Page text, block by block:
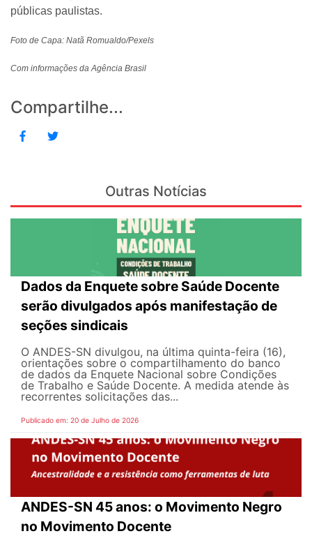
públicas paulistas.
Foto de Capa: Natã Romualdo/Pexels
Com informações da Agência Brasil
Compartilhe...
Outras Notícias
Dados da Enquete sobre Saúde Docente
serão divulgados após manifestação de
seções sindicais
O ANDES-SN divulgou, na última quinta-feira (16),
orientações sobre o compartilhamento do banco
de dados da Enquete Nacional sobre Condições
de Trabalho e Saúde Docente. A medida atende às
recorrentes solicitações das...
Publicado em: 20 de Julho de 2026
ANDES-SN 45 anos: o Movimento Negro
no Movimento Docente